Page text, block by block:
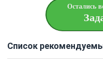
Остались
Список